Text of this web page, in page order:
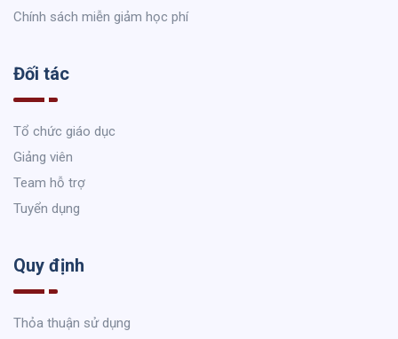
Chính sách miễn giảm học phí
Đối tác
Tổ chức giáo dục
Giảng viên
Team hỗ trợ
Tuyển dụng
Quy định
Thỏa thuận sử dụng